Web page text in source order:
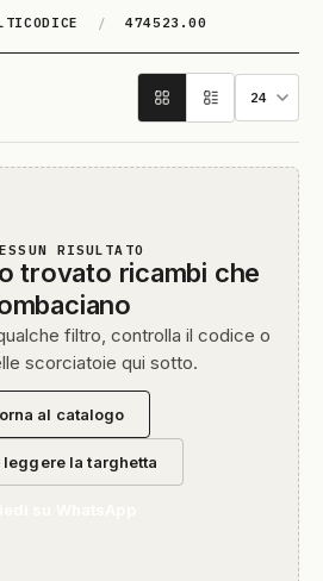
/ 474523.00
RISULTATO
trovato ricambi che
filtro, controlla il codice o
scorciatoie qui sotto.
al catalogo
leggere la targhetta